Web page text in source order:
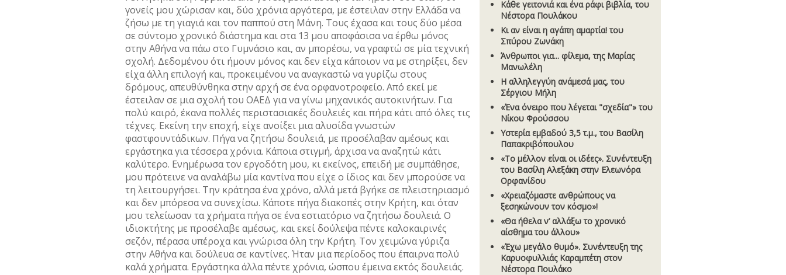
γονείς μου χώρισαν και, δύο χρόνια αργότερα, με έστειλαν στην Ελλάδα να
ζήσω με τη γιαγιά και τον παππού στη Μάνη. Τους έχασα και τους δύο μέσα
σε σύντομο χρονικό διάστημα και στα 13 μου αποφάσισα να έρθω μόνος
στην Αθήνα να πάω στο Γυμνάσιο και, αν μπορέσω, να γραφτώ σε μία τεχνική
σχολή. Δεδομένου ότι ήμουν μόνος και δεν είχα κάποιον να με στηρίξει, δεν
είχα άλλη επιλογή και, προκειμένου να αναγκαστώ να γυρίζω στους
δρόμους, απευθύνθηκα στην αρχή σε ένα ορφανοτροφείο. Από εκεί με
έστειλαν σε μια σχολή του ΟΑΕΔ για να γίνω μηχανικός αυτοκινήτων. Για
πολύ καιρό, έκανα πολλές περιστασιακές δουλειές και πήρα κάτι από όλες τις
τέχνες. Εκείνη την εποχή, είχε ανοίξει μια αλυσίδα γνωστών
φαστφουντάδικων. Πήγα να ζητήσω δουλειά, με προσέλαβαν αμέσως και
εργάστηκα για τέσσερα χρόνια. Κάποια στιγμή, άρχισα να αναζητώ κάτι
καλύτερο. Ενημέρωσα τον εργοδότη μου, κι εκείνος, επειδή με συμπάθησε,
μου πρότεινε να αναλάβω μία καντίνα που είχε ο ίδιος και δεν μπορούσε να
τη λειτουργήσει. Την κράτησα ένα χρόνο, αλλά μετά βγήκε σε πλειστηριασμό
και δεν μπόρεσα να συνεχίσω. Κάποτε πήγα διακοπές στην Κρήτη, και όταν
μου τελείωσαν τα χρήματα πήγα σε ένα εστιατόριο να ζητήσω δουλειά. Ο
ιδιοκτήτης με προσέλαβε αμέσως, και εκεί δούλεψα πέντε καλοκαιρινές
σεζόν, πέρασα υπέροχα και γνώρισα όλη την Κρήτη. Τον χειμώνα γύριζα
στην Αθήνα και δούλευα σε καντίνες. Ήταν μια περίοδος που έπαιρνα πολύ
καλά χρήματα. Εργάστηκα άλλα πέντε χρόνια, ώσπου έμεινα εκτός δουλειάς.
Κάθε γειτονιά και ένα ράφι βιβλία, του
Νέστορα Πουλάκου
Κι αν είναι η αγάπη αµαρτία! του
Σπύρου Ζωνάκη
Άνθρωποι για... φίλεµα, της Μαρίας
Μανωλέλη
Η αλληλεγγύη ανάµεσά µας, του
Σέργιου Μήλη
«Ένα όνειρο που λέγεται "σχεδία"» του
Νίκου Φρούσσου
Υστερία εµβαδού 3,5 τ.µ., του Βασίλη
Παπακριβόπουλου
«Το µέλλον είναι οι ιδέες». Συνέντευξη
του Βασίλη Αλεξάκη στην Ελεωνόρα
Ορφανίδου
«Χρειαζόµαστε ανθρώπους να
ξεσηκώνουν τον κόσµο»!
«Θα ήθελα ν’ αλλάξω το χρονικό
αίσθηµα του άλλου»
«Έχω µεγάλο θυµό». Συνέντευξη της
Καρυοφυλλιάς Καραµπέτη στον
Νέστορα Πουλάκο